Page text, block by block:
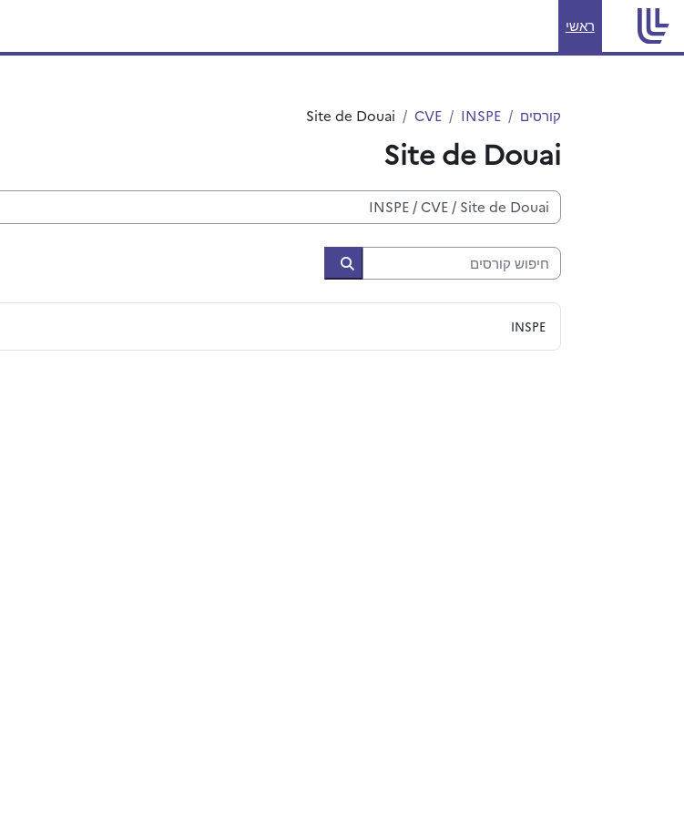
דילוג לתוכן הראשי
ראשי
קורסים INSPE
CVE
Site de Douai
Site de Douai
קטגוריות קורסים
חיפוש קורסים
חיפוש קורסים
INSPE